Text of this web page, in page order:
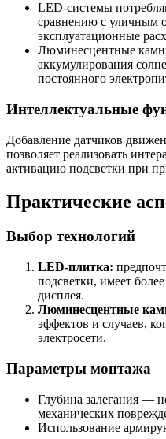
LED-системы
сравнению с уличным
эксплуатационные
Люминесцентные
аккумулирования
постоянного
Интеллектуальные
Добавление датчиков
позволяет реализовать
активацию подсветки при
Практические
Выбор технологий
LED-плитка:
подсветки, имеет
дисплея.
Люминесцентные
эффектов и случаев,
электросети.
Параметры монтажа
Глубина залегания —
механических
Использование